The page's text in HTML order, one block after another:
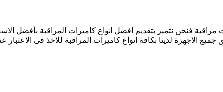
لدينا بكافة انواع كاميرات المراقبة للاخذ فى الاعتبار